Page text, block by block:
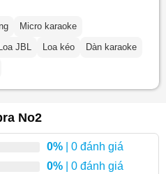
Micro karaoke
Loa JBL Loa kéo
Dàn karaoke
No2
0% | 0 đánh giá
0% | 0 đánh giá